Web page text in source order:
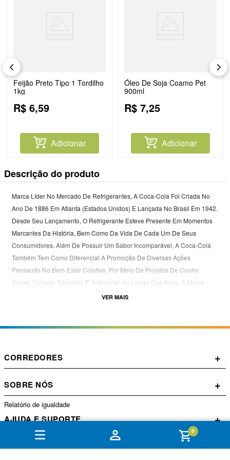
0
Feijão Preto Tipo 1 Tordilho
1kg
R$ 6,59
Adicionar
Óleo De Soja Coamo Pet
900ml
R$ 7,25
Adicionar
Descrição do produto
Marca Líder No Mercado De Refrigerantes, A Coca-Cola Foi Criada No
Ano De 1886 Em Atlanta (Estados Unidos) E Lançada No Brasil Em 1942.
Desde Seu Lançamento, O Refrigerante Esteve Presente Em Momentos
Marcantes Da História, Bem Como Da Vida De Cada Um De Seus
Consumidores. Além De Possuir Um Sabor Incomparável, A Coca-Cola
Também Tem Como Diferencial A Promoção De Diversas Ações
Pensando No Bem-Estar Coletivo, Por Meio De Projetos De Cunho
Social, Cultural, Esportivo E Ambiental. Ao Longo Dos Anos, A Marca
Conseguiu Grande Aceitação Por Todos Os Tipos De Público, Sem
Compartilhar Momentos De Felicidade Com Uma Coca-Cola.
VER MAIS
CORREDORES +
SOBRE NÓS +
Relatório de igualdade
AJUDA E SUPORTE +
CONTA +